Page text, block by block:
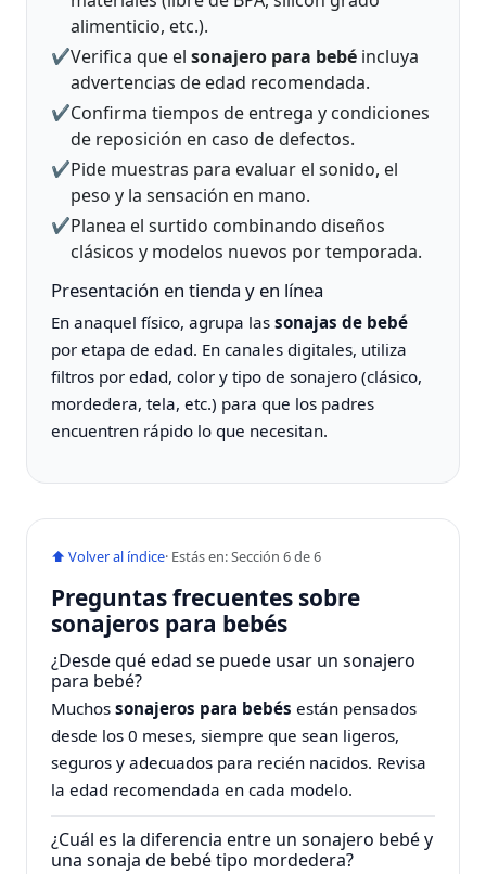
alimenticio, etc.).
✔️Verifica que elsonajero para bebé incluya
advertencias de edad recomendada.
✔️Confirma tiempos de entrega y condiciones
de reposición en caso de defectos.
✔️Pide muestras para evaluar el sonido, el
peso y la sensación en mano.
✔️Planea el surtido combinando diseños
clásicos y modelos nuevos por temporada.
Presentación en tienda y en línea
En anaquel físico, agrupa lassonajas de bebé
por etapa de edad. En canales digitales, utiliza
filtros por edad, color y tipo de sonajero (clásico,
mordedera, tela, etc.) para que los padres
encuentren rápido lo que necesitan.
⬆ Volver al índice· Estás en: Sección 6 de 6
Preguntas frecuentes sobre
sonajeros para bebés
¿Desde qué edad se puede usar un sonajero
para bebé?
Muchossonajeros para bebés están pensados
desde los 0 meses, siempre que sean ligeros,
seguros y adecuados para recién nacidos. Revisa
la edad recomendada en cada modelo.
¿Cuál es la diferencia entre un sonajero bebé y
una sonaja de bebé tipo mordedera?